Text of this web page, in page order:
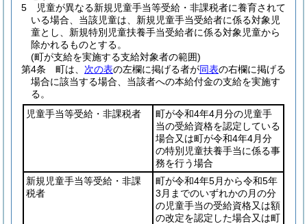
5
児童が異なる新規児童手当等受給・非課税者に養育されて
いる場合、当該児童は、新規児童手当受給者に係る対象児
童とし、新規特別児童扶養手当受給者に係る対象児童から
除かれるものとする。
(町が支給を実施する支給対象者の範囲)
第4条
町は、 次の表の左欄に掲げる者が同表の右欄に掲げる
場合に該当する場合、当該者への本給付金の支給を実施す
る。
児童手当等受給・非課税者
町が令和4年4月分の児童手
当の受給資格を認定している
場合又は町が令和4年4月分
の特別児童扶養手当に係る事
務を行う場合
新規児童手当等受給・非課
税者
町が令和4年5月から令和5年
3月までのいずれかの月の分
の児童手当の受給資格又は額
の改定を認定した場合又は町